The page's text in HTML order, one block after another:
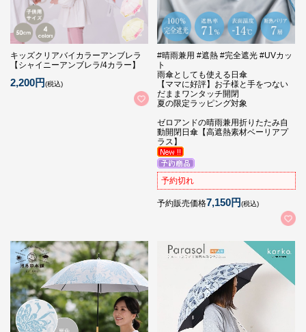
キッズクリアバイカラーアンブレラ
【シャイニーアンブレラ/4カラー】
2,200円(税込)
#晴雨兼用 #遮熱 #完全遮光 #UVカッ
ト
雨傘としても使える日傘
【ママに好評】お子様と手をつない
だままワンタッチ開閉
夏の限定ラッピング対象
ゼロアンドの晴雨兼用折りたたみ自
動開閉日傘【高遮熱素材ベーリアプ
ラス】
予約切れ
予約販売価格7,150円(税込)